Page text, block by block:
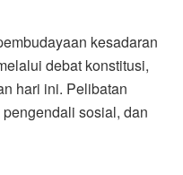
kesadaran
debat konstitusi,
hari ini. Pelibatan
sosial, dan